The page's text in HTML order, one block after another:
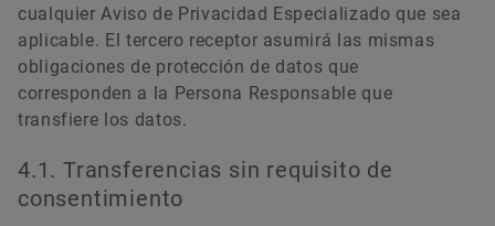
cualquier Aviso de Privacidad Especializado que sea
aplicable. El tercero receptor asumirá las mismas
obligaciones de protección de datos que
corresponden a la Persona Responsable que
transfiere los datos.
4.1. Transferencias sin requisito de
consentimiento